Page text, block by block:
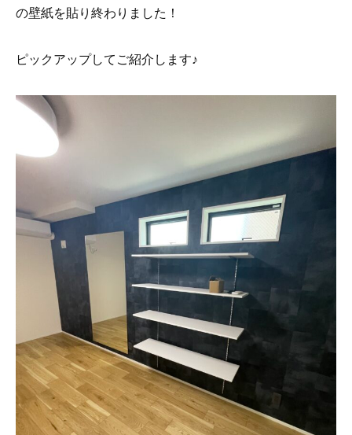
の壁紙を貼り終わりました！
ピックアップしてご紹介します♪